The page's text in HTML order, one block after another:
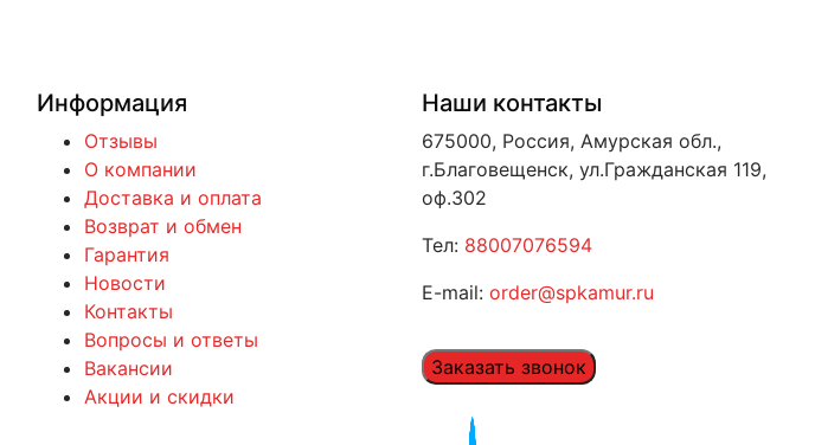
Информация
Отзывы
О компании
Доставка и оплата
Возврат и обмен
Гарантия
Новости
Контакты
Вопросы и ответы
Вакансии
Акции и скидки
Наши контакты
675000, Россия, Амурская обл.,
г.Благовещенск, ул.Гражданская 119,
оф.302
Тел: 88007076594
E-mail: order@spkamur.ru
Заказать звонок